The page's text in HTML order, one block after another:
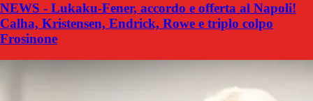
NEWS - Lukaku-Fener, accordo e offerta al Napoli!
Calha, Kristensen, Endrick, Rowe e triplo colpo
Frosinone